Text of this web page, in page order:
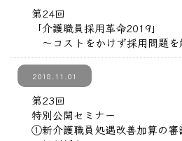
第24回
「介護職員採用革命2019」
～コストをかけず採用問題を
2018.11.01
第23回
特別公開セミナー
①新介護職員処遇改善加算の審